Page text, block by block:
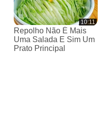
10:11
Repolho Não É Mais
Uma Salada E Sim Um
Prato Principal